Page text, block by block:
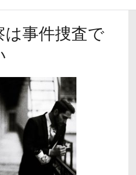
は事件捜査で